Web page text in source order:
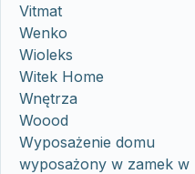
Vitmat
Wenko
Wioleks
Witek Home
Wnętrza
Woood
Wyposażenie domu
wyposażony w zamek w